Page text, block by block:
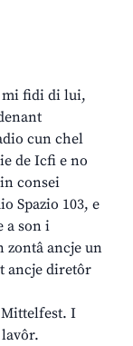
mi fidi di lui,
cun chel
de Icfi e no
consei
Spazio 103, e
a son i
zontâ ancje un
ancje diretôr
Mittelfest. I